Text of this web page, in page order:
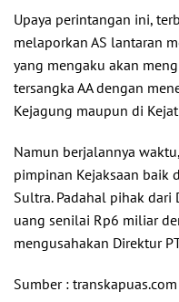
Upaya perintangan ini,
melaporkan AS lantaran
yang mengaku akan
tersangka AA dengan
Kejagung maupun di
Namun berjalannya
pimpinan Kejaksaan baik
Sultra. Padahal pihak dari
uang senilai Rp6 miliar
mengusahakan Direktur
Sumber : transkapuas.com